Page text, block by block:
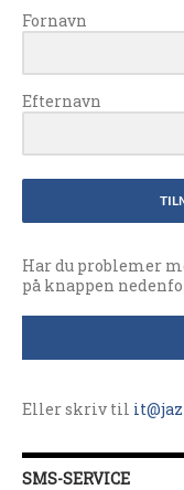
Fornavn
Efternavn
Har du problemer
på knappen
Eller skriv til
SMS-SERVICE